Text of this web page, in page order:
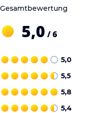
Gesamtbewertung
5,0 / 6
5,0
5,5
5,8
5,4